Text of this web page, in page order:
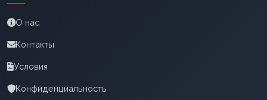
О нас
Контакты
Условия
Конфиденциальность